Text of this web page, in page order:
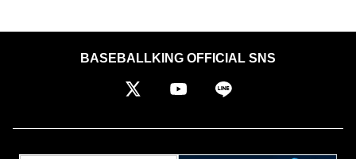
BASEBALLKING OFFICIAL SNS